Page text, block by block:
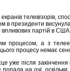
телевізорів,
президенти висунула
впливових партій в
процесом, а з
процесу немає
після закінчення
попала на очі,